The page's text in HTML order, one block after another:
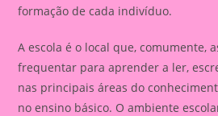
formação de cada indivíduo.
A escola é o local que, comumente,
frequentar para aprender a ler,
nas principais áreas do
no ensino básico. O ambiente